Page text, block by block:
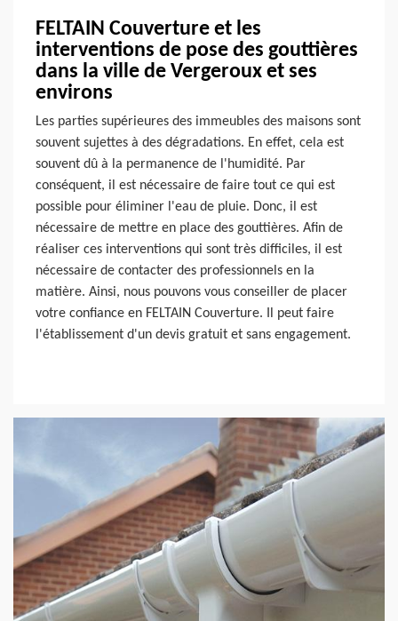
FELTAIN Couverture et les
interventions de pose des gouttières
dans la ville de Vergeroux et ses
environs
Les parties supérieures des immeubles des maisons sont
souvent sujettes à des dégradations. En effet, cela est
souvent dû à la permanence de l'humidité. Par
conséquent, il est nécessaire de faire tout ce qui est
possible pour éliminer l'eau de pluie. Donc, il est
nécessaire de mettre en place des gouttières. Afin de
réaliser ces interventions qui sont très difficiles, il est
nécessaire de contacter des professionnels en la
matière. Ainsi, nous pouvons vous conseiller de placer
votre confiance en FELTAIN Couverture. Il peut faire
l'établissement d'un devis gratuit et sans engagement.